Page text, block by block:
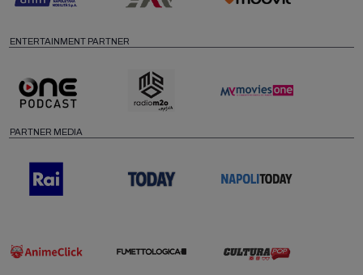
ENTERTAINMENT PARTNER
PARTNER MEDIA